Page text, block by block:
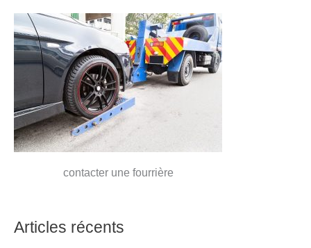
contacter une fourrière
Articles récents